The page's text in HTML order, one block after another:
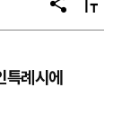
공
유
텍
스
특례시에